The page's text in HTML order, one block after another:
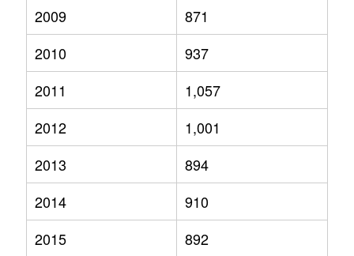
2009
871
2010
937
2011
1,057
2012
1,001
2013
894
2014
910
2015
892